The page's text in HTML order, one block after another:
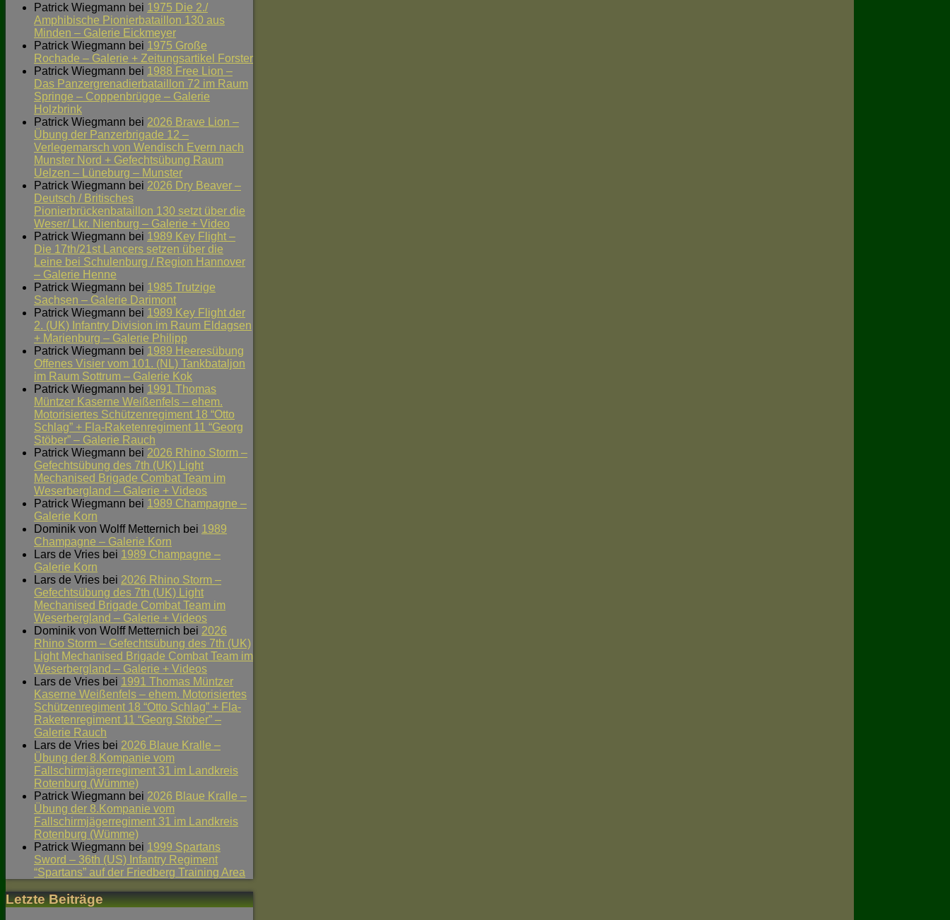
Patrick Wiegmann bei 1975 Die 2./
Amphibische Pionierbataillon 130 aus
Minden – Galerie Eickmeyer
Patrick Wiegmann bei 1975 Große
Rochade – Galerie + Zeitungsartikel Forster
Patrick Wiegmann bei 1988 Free Lion –
Das Panzergrenadierbataillon 72 im Raum
Springe – Coppenbrügge – Galerie
Holzbrink
Patrick Wiegmann bei 2026 Brave Lion –
Übung der Panzerbrigade 12 –
Verlegemarsch von Wendisch Evern nach
Munster Nord + Gefechtsübung Raum
Uelzen – Lüneburg – Munster
Patrick Wiegmann bei 2026 Dry Beaver –
Deutsch / Britisches
Pionierbrückenbataillon 130 setzt über die
Weser/ Lkr. Nienburg – Galerie + Video
Patrick Wiegmann bei 1989 Key Flight –
Die 17th/21st Lancers setzen über die
Leine bei Schulenburg / Region Hannover
– Galerie Henne
Patrick Wiegmann bei 1985 Trutzige
Sachsen – Galerie Darimont
Patrick Wiegmann bei 1989 Key Flight der
2. (UK) Infantry Division im Raum Eldagsen
+ Marienburg – Galerie Philipp
Patrick Wiegmann bei 1989 Heeresübung
Offenes Visier vom 101. (NL) Tankbataljon
im Raum Sottrum – Galerie Kok
Patrick Wiegmann bei 1991 Thomas
Müntzer Kaserne Weißenfels – ehem.
Motorisiertes Schützenregiment 18 “Otto
Schlag” + Fla-Raketenregiment 11 “Georg
Stöber” – Galerie Rauch
Patrick Wiegmann bei 2026 Rhino Storm –
Gefechtsübung des 7th (UK) Light
Mechanised Brigade Combat Team im
Weserbergland – Galerie + Videos
Patrick Wiegmann bei 1989 Champagne –
Galerie Korn
Dominik von Wolff Metternich bei 1989
Champagne – Galerie Korn
Lars de Vries bei 1989 Champagne –
Galerie Korn
Lars de Vries bei 2026 Rhino Storm –
Gefechtsübung des 7th (UK) Light
Mechanised Brigade Combat Team im
Weserbergland – Galerie + Videos
Dominik von Wolff Metternich bei 2026
Rhino Storm – Gefechtsübung des 7th (UK)
Light Mechanised Brigade Combat Team im
Weserbergland – Galerie + Videos
Lars de Vries bei 1991 Thomas Müntzer
Kaserne Weißenfels – ehem. Motorisiertes
Schützenregiment 18 “Otto Schlag” + Fla-
Raketenregiment 11 “Georg Stöber” –
Galerie Rauch
Lars de Vries bei 2026 Blaue Kralle –
Übung der 8.Kompanie vom
Fallschirmjägerregiment 31 im Landkreis
Rotenburg (Wümme)
Patrick Wiegmann bei 2026 Blaue Kralle –
Übung der 8.Kompanie vom
Fallschirmjägerregiment 31 im Landkreis
Rotenburg (Wümme)
Patrick Wiegmann bei 1999 Spartans
Sword – 36th (US) Infantry Regiment
“Spartans” auf der Friedberg Training Area
Letzte Beiträge